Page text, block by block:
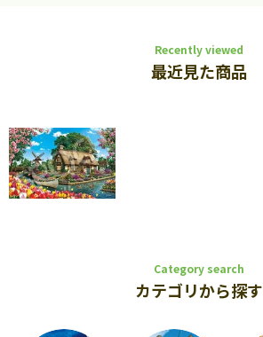
Recently viewed
最近見た商品
Category search
カテゴリから探す